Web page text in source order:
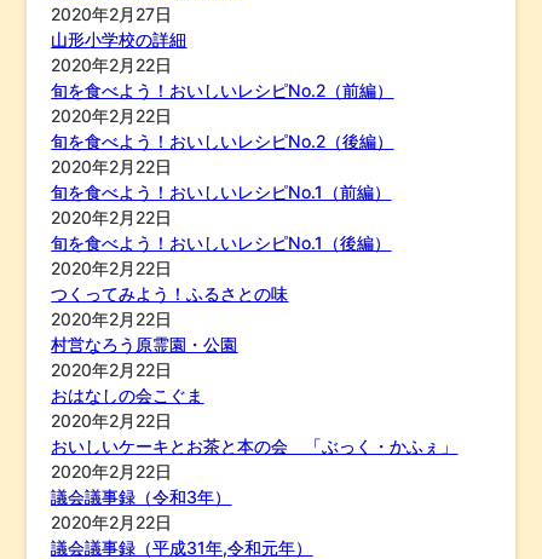
2020年2月27日
山形小学校の詳細
2020年2月22日
旬を食べよう！おいしいレシピNo.2（前編）
2020年2月22日
旬を食べよう！おいしいレシピNo.2（後編）
2020年2月22日
旬を食べよう！おいしいレシピNo.1（前編）
2020年2月22日
旬を食べよう！おいしいレシピNo.1（後編）
2020年2月22日
つくってみよう！ふるさとの味
2020年2月22日
村営なろう原霊園・公園
2020年2月22日
おはなしの会こぐま
2020年2月22日
おいしいケーキとお茶と本の会 「ぶっく・かふぇ」
2020年2月22日
議会議事録（令和3年）
2020年2月22日
議会議事録（平成31年,令和元年）